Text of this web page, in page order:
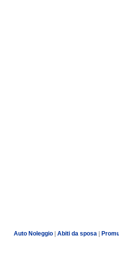
Auto Noleggio Abiti da sposa